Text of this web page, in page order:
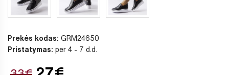
Prekės kodas: GRM24650
Pristatymas: per 4 - 7 d.d.
27€